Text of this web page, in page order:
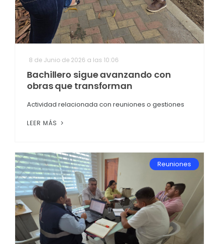
8 de Junio de 2026 a las 10:06
Bachillero sigue avanzando con
obras que transforman
Actividad relacionada con reuniones o gestiones
LEER MÁS
Reuniones